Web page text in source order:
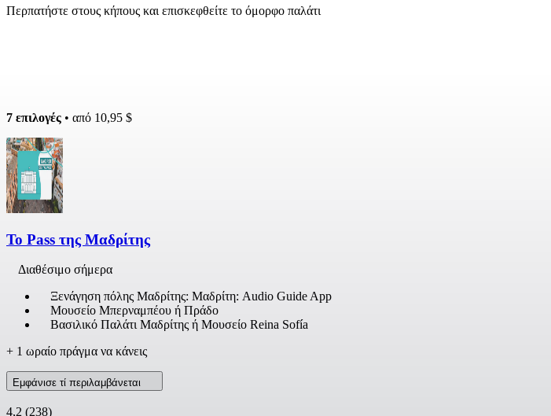
Περπατήστε στους κήπους και επισκεφθείτε το όμορφο παλάτι
7 επιλογές • από 10,95 $
Το Pass της Μαδρίτης
Διαθέσιμο σήμερα
Ξενάγηση πόλης Μαδρίτης: Μαδρίτη: Audio Guide App
Μουσείο Μπερναμπέου ή Πράδο
Βασιλικό Παλάτι Μαδρίτης ή Μουσείο Reina Sofía
+ 1 ωραίο πράγμα να κάνεις
Εμφάνισε τί περιλαμβάνεται
4,2 (238)